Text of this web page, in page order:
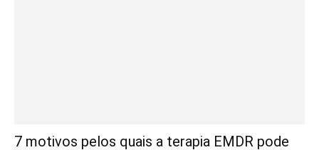
7 motivos pelos quais a terapia EMDR pode